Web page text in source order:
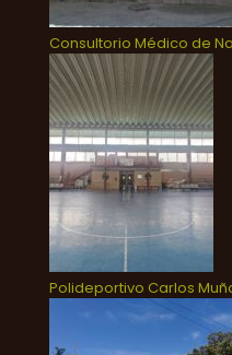
Consultorio Médico de
Polideportivo Carlos